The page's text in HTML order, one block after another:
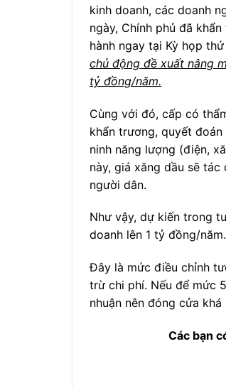
kinh doanh, các doanh
ngày, Chính phủ đã
hành ngay tại Kỳ họp
chủ động đề xuất nâng
tỷ đồng/năm.
Cùng với đó, cấp có
khẩn trương, quyết
ninh năng lượng (điện,
này, giá xăng dầu sẽ
người dân.
Như vậy, dự kiến trong
doanh lên 1 tỷ đồng/năm.
Đây là mức điều chỉnh
trừ chi phí. Nếu để mức
nhuận nên đóng cửa khá
Các bạn